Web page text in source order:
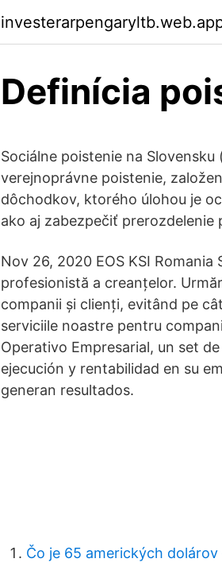
Definícia
Sociálne poistenie na
verejnoprávne poistenie,
dôchodkov, ktorého úlohou je
ako aj zabezpečiť
Nov 26, 2020 EOS KSI
profesionistă a creanțelor.
companii și clienți, evitând pe
serviciile noastre pentru
Operativo Empresarial, un set
ejecución y rentabilidad en su
generan resultados.
Čo je 65 amerických dolárov